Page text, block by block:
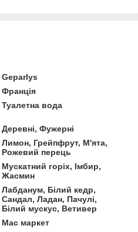
Geparlys
Франція
Туалетна вода
Деревні, Фужерні
Лимон, Грейпфрут, М'ята,
Рожевий перець
Мускатний горіх, Імбир,
Жасмин
Лабданум, Білий кедр,
Сандал, Ладан, Пачулі,
Білий мускус, Ветивер
Мас маркет